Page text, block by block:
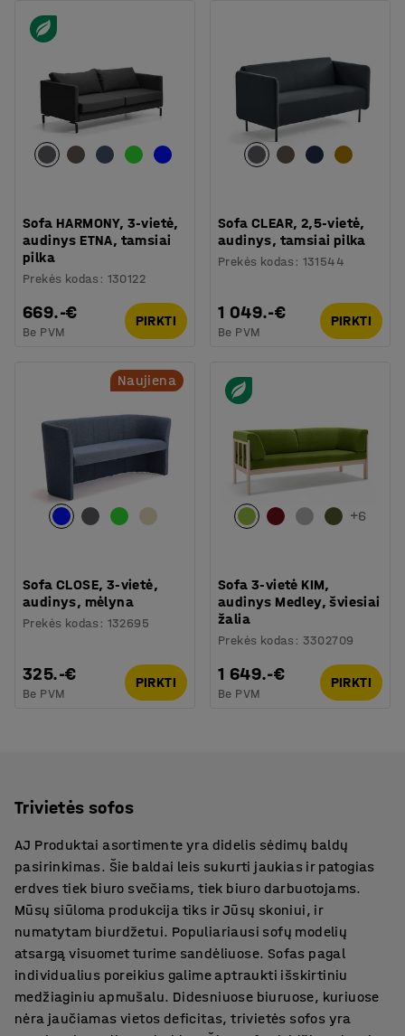
Sofa HARMONY, 3-vietė,
audinys ETNA, tamsiai
pilka
Prekės kodas : 130122
669.-€
Be PVM
PIRKTI
Sofa CLEAR, 2,5-vietė,
audinys, tamsiai pilka
Prekės kodas : 131544
1 049.-€
Be PVM
PIRKTI
Naujiena
Sofa CLOSE, 3-vietė,
audinys, mėlyna
Prekės kodas : 132695
325.-€
Be PVM
PIRKTI
+6
Sofa 3-vietė KIM,
audinys Medley, šviesiai
žalia
Prekės kodas : 3302709
1 649.-€
Be PVM
PIRKTI
Trivietės sofos
AJ Produktai asortimente yra didelis sėdimų baldų
pasirinkimas. Šie baldai leis sukurti jaukias ir patogias
erdves tiek biuro svečiams, tiek biuro darbuotojams.
Mūsų siūloma produkcija tiks ir Jūsų skoniui, ir
numatytam biurdžetui. Populiariausi sofų modelių
atsargą visuomet turime sandėliuose. Sofas pagal
individualius poreikius galime aptraukti išskirtiniu
medžiaginiu apmušalu. Didesniuose biuruose, kuriuose
nėra jaučiamas vietos deficitas, trivietės sofos yra